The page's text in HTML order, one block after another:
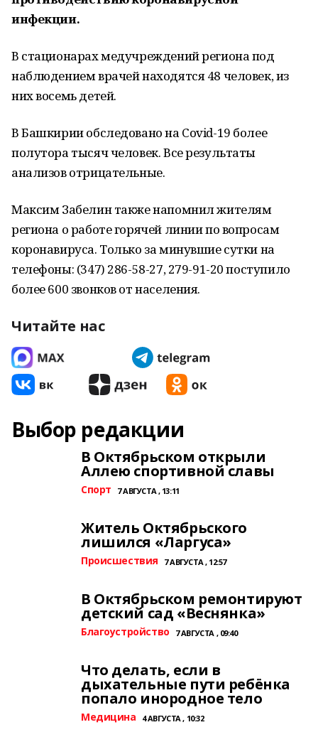
инфекции.
В стационарах медучреждений региона под
наблюдением врачей находятся 48 человек, из
них восемь детей.
В Башкирии обследовано на Covid-19 более
полутора тысяч человек. Все результаты
анализов отрицательные.
Максим Забелин также напомнил жителям
региона о работе горячей линии по вопросам
коронавируса. Только за минувшие сутки на
телефоны: (347) 286-58-27, 279-91-20 поступило
более 600 звонков от населения.
Читайте нас
Выбор редакции
В Октябрьском открыли
Аллею спортивной славы
Спорт 7 АВГУСТА , 13:11
Житель Октябрьского
лишился «Ларгуса»
Происшествия 7 АВГУСТА , 12:57
В Октябрьском ремонтируют
детский сад «Веснянка»
Благоустройство 7 АВГУСТА , 09:40
Что делать, если в
дыхательные пути ребёнка
попало инородное тело
Медицина 4 АВГУСТА , 10:32